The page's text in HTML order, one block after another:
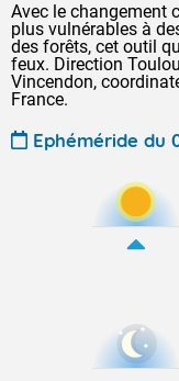
Avec le changement
plus vulnérables à
des forêts, cet outil
feux. Direction
Vincendon,
France.
Ephéméride du